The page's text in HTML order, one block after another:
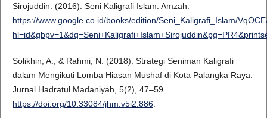
Sirojuddin. (2016). Seni Kaligrafi Islam. Amzah.
https://www.google.co.id/books/edition/Seni_Kaligrafi_Islam/
Solikhin, A., & Rahmi, N. (2018). Strategi Seniman Kaligrafi
dalam Mengikuti Lomba Hiasan Mushaf di Kota Palangka Raya.
Jurnal Hadratul Madaniyah, 5(2), 47–59.
https://doi.org/10.33084/jhm.v5i2.886.